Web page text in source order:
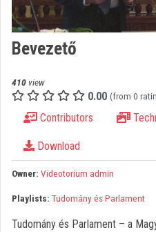
Log In
Organization discovery
Categories
Organization playlists
Organizations
Contributors
Bevezető
410 view
0.00 (from 0
Contributors
Download
Owner: Videotorium admin
Playlists: Tudomány és Parlament
Tudomány és Parlament – a